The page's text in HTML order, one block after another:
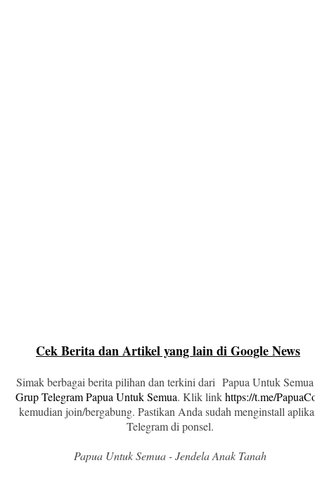
Cek Berita dan Artikel yang lain di Google News
Simak berbagai berita pilihan dan terkini dari Papua Untuk
Grup Telegram Papua Untuk Semua. Klik linkhttps://t.me/
kemudian join/bergabung. Pastikan Anda sudah menginstall
Telegram di ponsel.
Papua Untuk Semua - Jendela Anak Tanah